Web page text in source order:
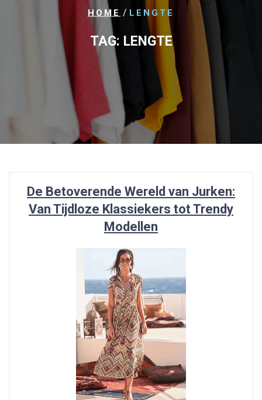
HOME / LENGTE
TAG: LENGTE
De Betoverende Wereld van Jurken:
Van Tijdloze Klassiekers tot Trendy
Modellen